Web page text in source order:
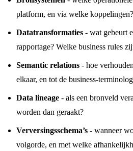
platform, en via welke koppelingen?
Datatransformaties - wat gebeurt
rapportage? Welke business rules
Semantic relations - hoe
elkaar, en tot de business-
Data lineage - als een bronveld
worden dan geraakt?
Verversingsschema’s - wanneer
volgorde, en met welke